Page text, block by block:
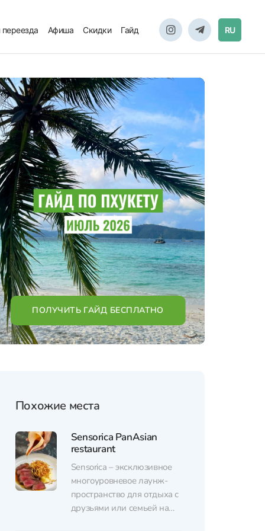
Афиша Скидки Гайд RU
ПОЛУЧИТЬ ГАЙД БЕСПЛАТНО
Похожие места
Sensorica PanAsian
restaurant
Sensorica – эксклюзивное
многоуровневое лаунж-
пространство для отдыха с
друзьями или семьей на